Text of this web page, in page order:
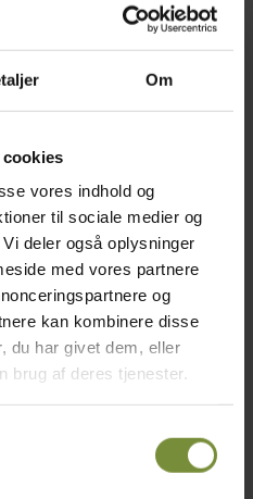
Om
vores indhold og
til sociale medier og
deler også oplysninger
med vores partnere
og
kan kombinere disse
du har givet dem, eller
brug af deres tjenester.
og læg dem
over. Der skal være
i forhold til kikærter.
og kog
natron i ca. 30-40
olivenolie, hvidløg,